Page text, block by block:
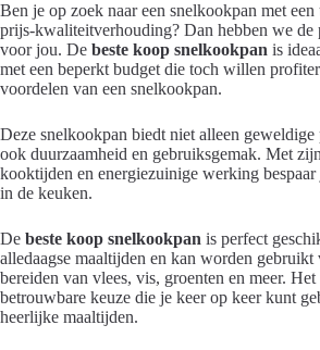
Ben je op zoek naar een snelkookpan met een
prijs-kwaliteitverhouding? Dan hebben we de
voor jou. De beste koop snelkookpan is
met een beperkt budget die toch willen
voordelen van een snelkookpan.
Deze snelkookpan biedt niet alleen geweldige
ook duurzaamheid en gebruiksgemak. Met
kooktijden en energiezuinige werking
in de keuken.
De beste koop snelkookpan is perfect
alledaagse maaltijden en kan worden gebruikt
bereiden van vlees, vis, groenten en meer. Het
betrouwbare keuze die je keer op keer kunt
heerlijke maaltijden.